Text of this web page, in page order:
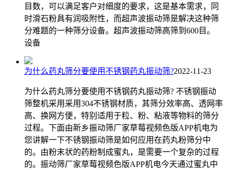
目数，可以满足客户对细度的要求，这是基本需求，同
时滑石粉具有润吸附性，而超声波振动筛是解决这种筛
分难题的一种筛分设备。超声波振动筛高筛到600目。
设备
为什么药丸筛分要使用不锈钢药丸振动筛?2022-11-23
为什么药丸筛分要使用不锈钢药丸振动筛? 不锈钢振动
筛整机采用采用304不锈钢材质，其筛分效率高、透网率
高、换网方便，特别适用于粒、粉、粘液等物料的筛分
过程。下面由新乡振动筛厂家草莓视频色版APP机电为
您讲解一下不锈钢振动筛是如何应用在药丸粉筛分中
的。由粉末状的药粉制成蜜丸，是需要一个复杂的过程
的。振动筛厂家草莓视频色版APP机电今天通过蜜丸中